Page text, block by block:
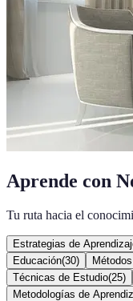
Aprende con
Tu ruta hacia el
Estrategias de
Educación(30)
Técnicas de Estudio(25)
Metodologías de